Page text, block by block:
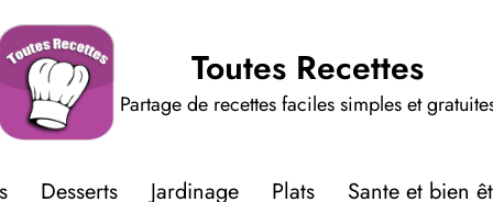
Toutes Recettes
Partage de recettes faciles simples et
Desserts Jardinage Plats Sante et bien